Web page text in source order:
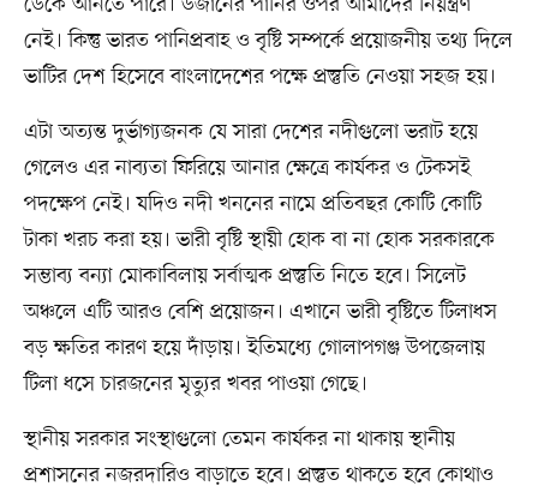
নেই। কিন্তু ভারত পানিপ্রবাহ ও বৃষ্টি সম্পর্কে প্রয়োজনীয় তথ্য দিলে
ভাটির দেশ হিসেবে বাংলাদেশের পক্ষে প্রস্তুতি নেওয়া সহজ হয়।
এটা অত্যন্ত দুর্ভাগ্যজনক যে সারা দেশের নদীগুলো ভরাট হয়ে
গেলেও এর নাব্যতা ফিরিয়ে আনার ক্ষেত্রে কার্যকর ও টেকসই
পদক্ষেপ নেই। যদিও নদী খননের নামে প্রতিবছর কোটি কোটি
টাকা খরচ করা হয়। ভারী বৃষ্টি স্থায়ী হোক বা না হোক সরকারকে
সম্ভাব্য বন্যা মোকাবিলায় সর্বাত্মক প্রস্তুতি নিতে হবে। সিলেট
অঞ্চলে এটি আরও বেশি প্রয়োজন। এখানে ভারী বৃষ্টিতে টিলাধস
বড় ক্ষতির কারণ হয়ে দাঁড়ায়। ইতিমধ্যে গোলাপগঞ্জ উপজেলায়
টিলা ধসে চারজনের মৃত্যুর খবর পাওয়া গেছে।
স্থানীয় সরকার সংস্থাগুলো তেমন কার্যকর না থাকায় স্থানীয়
প্রশাসনের নজরদারিও বাড়াতে হবে। প্রস্তুত থাকতে হবে কোথাও